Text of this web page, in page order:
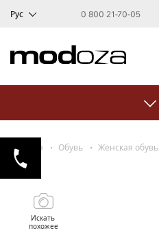
Рус 0 800 21-70-05
Главная Обувь Женская обувь
Искать
похожее